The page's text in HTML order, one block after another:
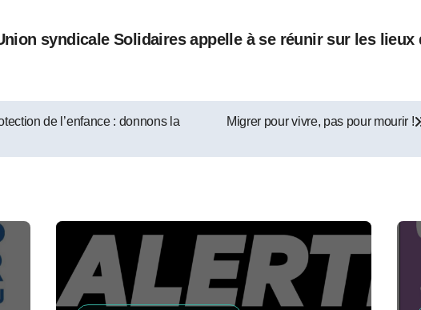
syndicale Solidaires appelle à se réunir sur les
de l’enfance : donnons la
Migrer pour vivre, pas pour mourir !